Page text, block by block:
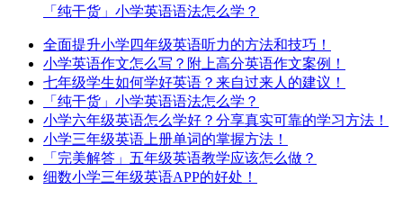
「纯干货」小学英语语法怎么学？
全面提升小学四年级英语听力的方法和技巧！
小学英语作文怎么写？附上高分英语作文案例！
七年级学生如何学好英语？来自过来人的建议！
「纯干货」小学英语语法怎么学？
小学六年级英语怎么学好？分享真实可靠的学习方法！
小学三年级英语上册单词的掌握方法！
「完美解答」五年级英语教学应该怎么做？
细数小学三年级英语APP的好处！